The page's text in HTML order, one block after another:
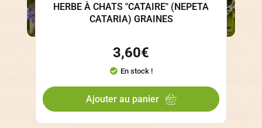
HERBE À CHATS "CATAIRE" (NEPETA
CATARIA) GRAINES
3,60€
En stock !
Ajouter au panier